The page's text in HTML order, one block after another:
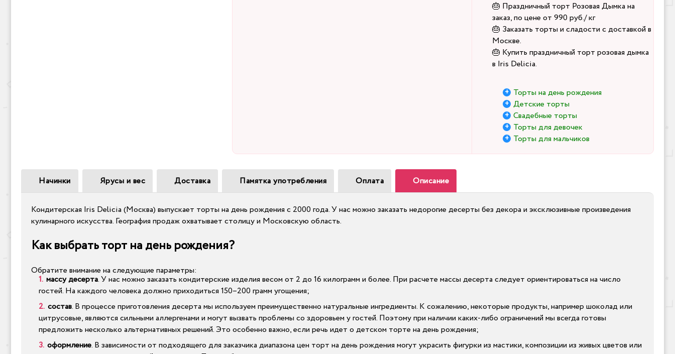
🎂 Праздничный торт Розовая Дымка на
заказ, по цене от 990 руб./ кг
🎂 Заказать торты и сладости с доставкой в
Москве.
🎂 Купить праздничный торт розовая дымка
в Iris Delicia.
Торты на день рождения
Детские торты
Свадебные торты
Торты для девочек
Торты для мальчиков
Начинки Ярусы и вес Доставка Памятка употребления Оплата Описание
Кондитерская Iris Delicia (Москва) выпускает торты на день рождения с 2000 года. У нас можно заказать недорогие десерты без декора и эксклюзивные произведения
кулинарного искусства. География продаж охватывает столицу и Московскую область.
Как выбрать торт на день рождения?
Обратите внимание на следующие параметры:
массу десерта. У нас можно заказать кондитерские изделия весом от 2 до 16 килограмм и более. При расчете массы десерта следует ориентироваться на число
гостей. На каждого человека должно приходиться 150–200 грамм угощения;
состав. В процессе приготовления десерта мы используем преимущественно натуральные ингредиенты. К сожалению, некоторые продукты, например шоколад или
цитрусовые, являются сильными аллергенами и могут вызвать проблемы со здоровьем у гостей. Поэтому при наличии каких-либо ограничений мы всегда готовы
предложить несколько альтернативных решений. Это особенно важно, если речь идет о детском торте на день рождения;
оформление. В зависимости от подходящего для заказчика диапазона цен торт на день рождения могут украсить фигурки из мастики, композиции из живых цветов или